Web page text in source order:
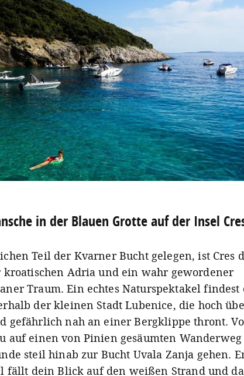
in der Blauen Grotte auf der Insel
Teil der Kvarner Bucht gelegen, ist Cres
kroatischen Adria und ein wahr gewordener
Traum. Ein echtes Naturspektakel findest
der kleinen Stadt Lubenice, die hoch
gefährlich nah an einer Bergklippe thront.
auf einen von Pinien gesäumten
steil hinab zur Bucht Uvala Zanja gehen.
fällt dein Blick auf den weißen Strand und